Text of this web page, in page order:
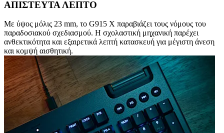
ΑΠΙΣΤΕΥΤΑ ΛΕΠΤΟ
Με ύψος μόλις 23 mm, το G915 X παραβιάζει τους νόμους του
παραδοσιακού σχεδιασμού. Η σχολαστική μηχανική παρέχει
ανθεκτικότητα και εξαιρετικά λεπτή κατασκευή για μέγιστη άνεση
και κομψή αισθητική.